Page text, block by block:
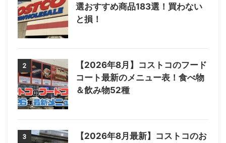
選おすすめ商品183選！買わない
と損！
2
【2026年8月】コストコのフード
コート最新のメニュー表！食べ物
＆飲み物52種
3
【2026年8月最新】コストコのお